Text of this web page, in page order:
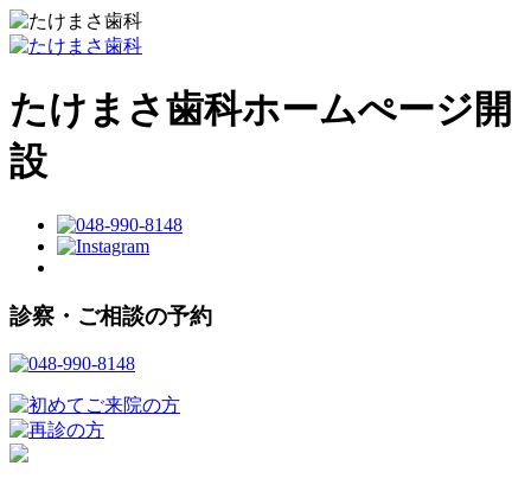
たけまさ歯科ホームぺージ開
設
診察・ご相談の予約